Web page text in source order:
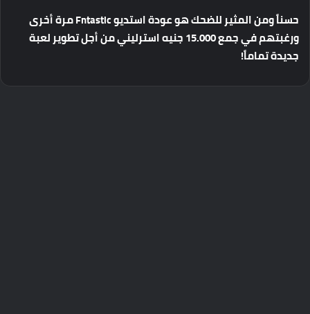
حسناًومنالمثيرللضحكهوعودةاستديو مرةأخرى
ورغبتهمفيجمع جنيهاسترلينيمنأجلتطويرلعبة
جديدةتماماً!